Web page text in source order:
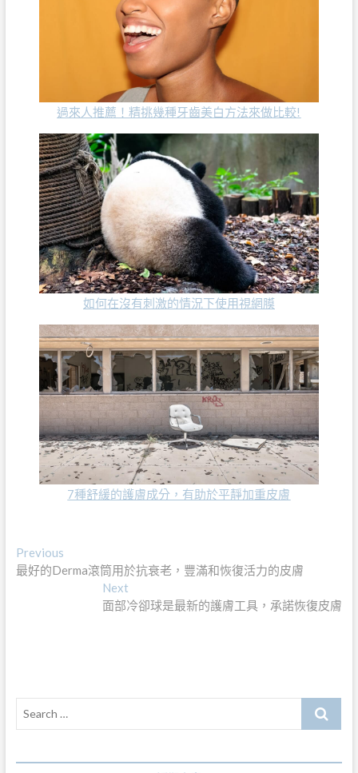
過來人推薦！精挑幾種牙齒美白方法來做比較!
如何在沒有刺激的情況下使用視網膜
7種舒緩的護膚成分，有助於平靜加重皮膚
文
章
PreviousPrevious
post:
最好的Derma滾筒用於抗衰老，豐滿和恢復活力的皮膚
Next
post:
面部冷卻球是最新的護膚工具，承諾恢復皮膚
Search